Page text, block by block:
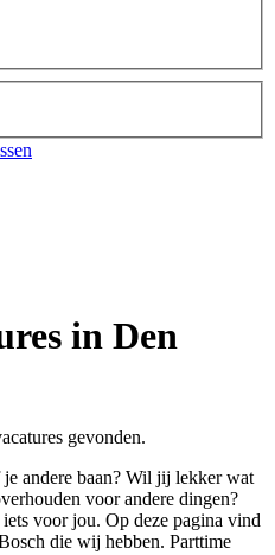
in Den
gevonden.
andere baan? Wil jij lekker wat
voor andere dingen?
voor jou. Op deze pagina vind
die wij hebben. Parttime